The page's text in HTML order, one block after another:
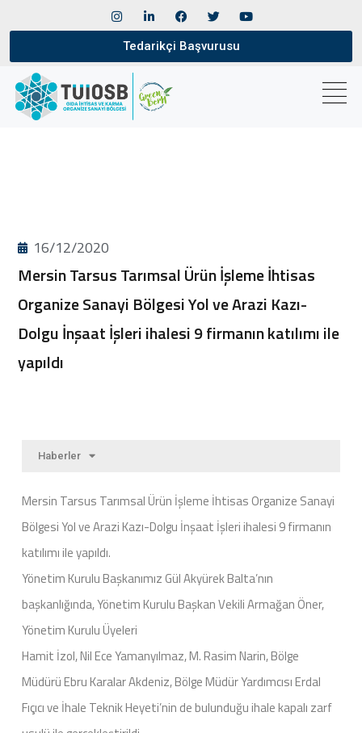
Tedarikçi Başvurusu
16/12/2020
Mersin Tarsus Tarımsal Ürün İşleme İhtisas
Organize Sanayi Bölgesi Yol ve Arazi Kazı-
Dolgu İnşaat İşleri ihalesi 9 firmanın katılımı ile
yapıldı
Haberler
Mersin Tarsus Tarımsal Ürün İşleme İhtisas Organize Sanayi
Bölgesi Yol ve Arazi Kazı-Dolgu İnşaat İşleri ihalesi 9 firmanın
katılımı ile yapıldı.
Yönetim Kurulu Başkanımız Gül Akyürek Balta’nın
başkanlığında, Yönetim Kurulu Başkan Vekili Armağan Öner,
Yönetim Kurulu Üyeleri
Hamit İzol, Nil Ece Yamanyılmaz, M. Rasim Narin, Bölge
Müdürü Ebru Karalar Akdeniz, Bölge Müdür Yardımcısı Erdal
Fıçıcı ve İhale Teknik Heyeti’nin de bulunduğu ihale kapalı zarf